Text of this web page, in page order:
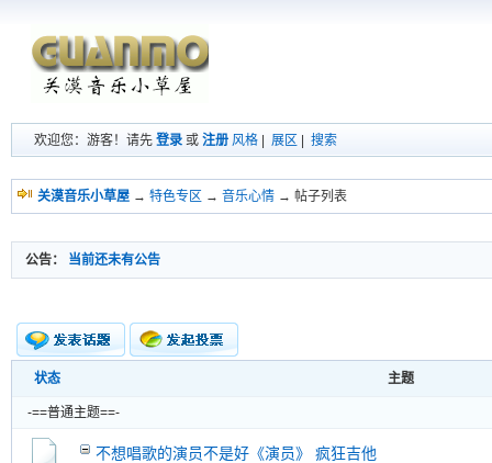
欢迎您：游客！请先 登录 或 注册 风格 展区 搜索
关漠音乐小草屋 → 特色专区 → 音乐心情 → 帖子列表
公告： 当前还未有公告
新的主题
投票帖
新小字报
状态 主题
-==普通主题==-
不想唱歌的演员不是好《演员》 疯狂吉他